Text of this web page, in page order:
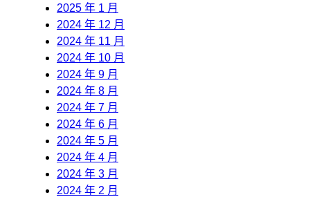
2025 年 1 月
2024 年 12 月
2024 年 11 月
2024 年 10 月
2024 年 9 月
2024 年 8 月
2024 年 7 月
2024 年 6 月
2024 年 5 月
2024 年 4 月
2024 年 3 月
2024 年 2 月